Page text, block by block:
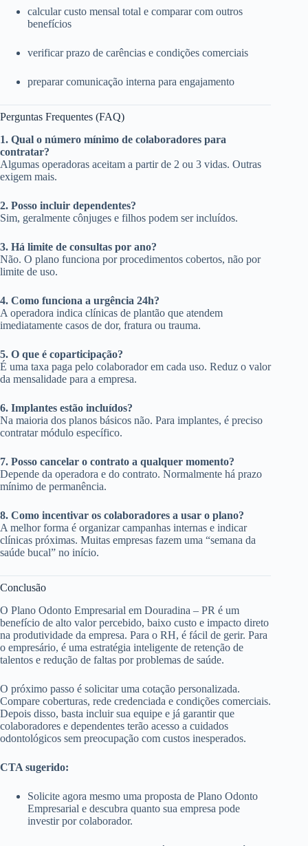
calcular custo mensal total e comparar com outros
benefícios
verificar prazo de carências e condições comerciais
preparar comunicação interna para engajamento
Perguntas Frequentes (FAQ)
1. Qual o número mínimo de colaboradores para
contratar?
Algumas operadoras aceitam a partir de 2 ou 3 vidas. Outras
exigem mais.
2. Posso incluir dependentes?
Sim, geralmente cônjuges e filhos podem ser incluídos.
3. Há limite de consultas por ano?
Não. O plano funciona por procedimentos cobertos, não por
limite de uso.
4. Como funciona a urgência 24h?
A operadora indica clínicas de plantão que atendem
imediatamente casos de dor, fratura ou trauma.
5. O que é coparticipação?
É uma taxa paga pelo colaborador em cada uso. Reduz o valor
da mensalidade para a empresa.
6. Implantes estão incluídos?
Na maioria dos planos básicos não. Para implantes, é preciso
contratar módulo específico.
7. Posso cancelar o contrato a qualquer momento?
Depende da operadora e do contrato. Normalmente há prazo
mínimo de permanência.
8. Como incentivar os colaboradores a usar o plano?
A melhor forma é organizar campanhas internas e indicar
clínicas próximas. Muitas empresas fazem uma “semana da
saúde bucal” no início.
Conclusão
O Plano Odonto Empresarial em Douradina – PR é um
benefício de alto valor percebido, baixo custo e impacto direto
na produtividade da empresa. Para o RH, é fácil de gerir. Para
o empresário, é uma estratégia inteligente de retenção de
talentos e redução de faltas por problemas de saúde.
O próximo passo é solicitar uma cotação personalizada.
Compare coberturas, rede credenciada e condições comerciais.
Depois disso, basta incluir sua equipe e já garantir que
colaboradores e dependentes terão acesso a cuidados
odontológicos sem preocupação com custos inesperados.
CTA sugerido:
Solicite agora mesmo uma proposta de Plano Odonto
Empresarial e descubra quanto sua empresa pode
investir por colaborador.